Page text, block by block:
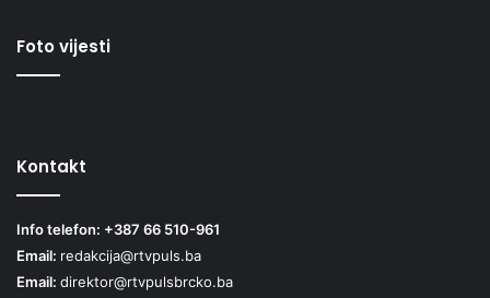
Foto vijesti
Kontakt
Info telefon: +387 66 510-961
Email: redakcija@rtvpuls.ba
Email: direktor@rtvpulsbrcko.ba